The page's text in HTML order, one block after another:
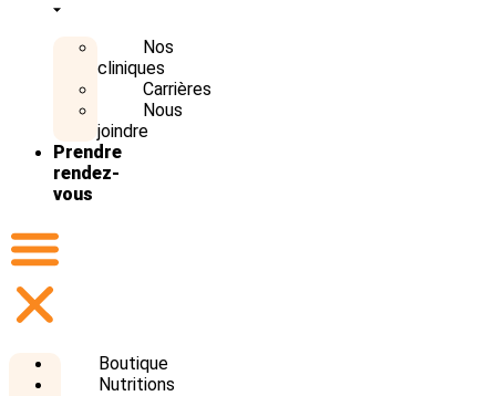
Nos
cliniques
Carrières
Nous
joindre
Prendre
rendez-
vous
Boutique
Nutritions